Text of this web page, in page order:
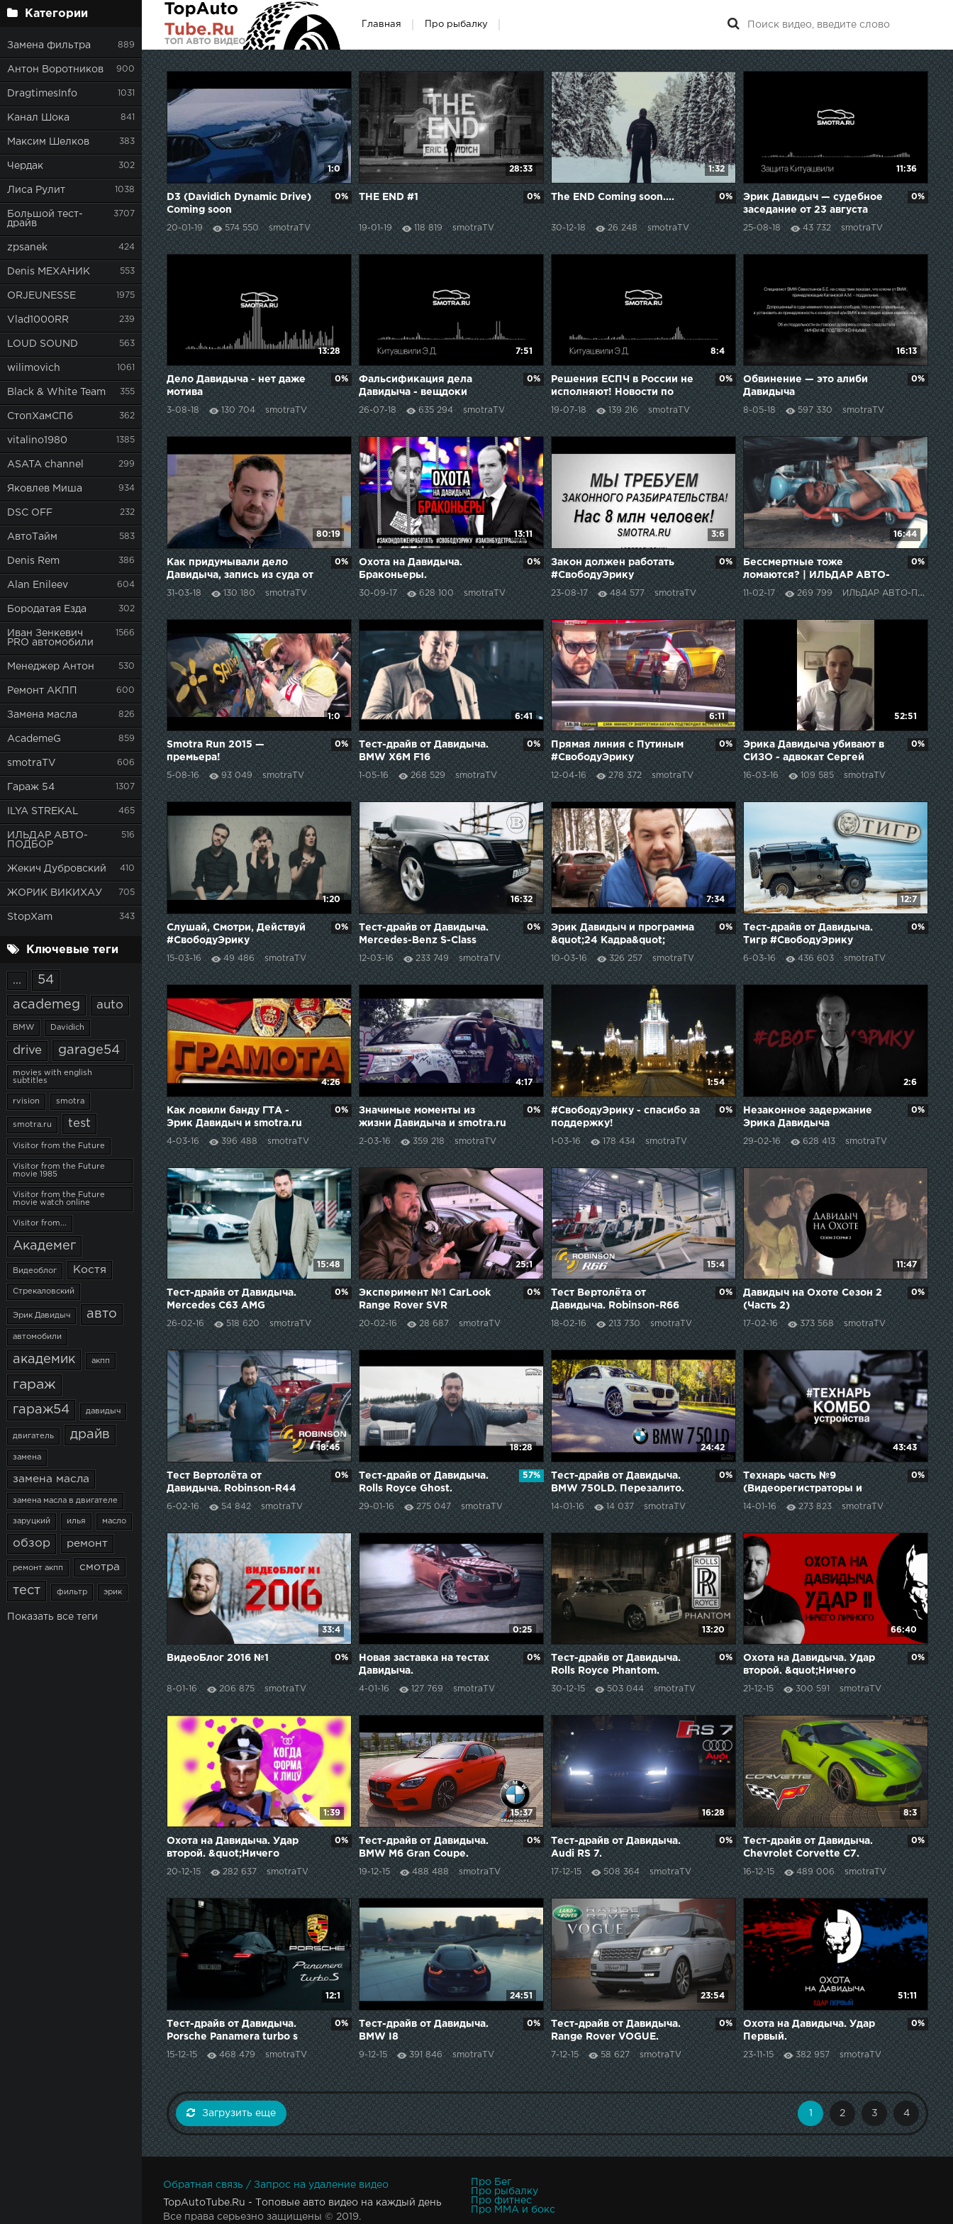
Категории
Замена фильтра 889
Антон Воротников 900
DragtimesInfo 1031
Канал Шока 841
Максим Шелков 383
Чердак 302
Лиса Рулит 1038
Большой тест-
драйв
3707
zpsanek 424
Denis МЕХАНИК 553
ORJEUNESSE 1975
Vlad1000RR 239
LOUD SOUND 563
wilimovich 1061
Black & White Team 355
СтопХамСПб 362
vitalino1980 1385
ASATA channel 299
Яковлев Миша 934
DSC OFF 232
АвтоТайм 583
Denis Rem 386
Alan Enileev 604
Бородатая Езда 302
Иван Зенкевич
PRO автомобили
1566
Менеджер Антон 530
Ремонт АКПП 600
Замена масла 826
AcademeG 859
smotraTV 606
Гараж 54 1307
ILYA STREKAL 465
ИЛЬДАР АВТО-
ПОДБОР
516
Жекич Дубровский 410
ЖОРИК ВИКИХАУ 705
StopXam 343
Ключевые теги
... 54
academeg auto
BMW Davidich
drive garage54
movies with english
subtitles
rvision smotra
smotra.ru test
Visitor from the Future
Visitor from the Future
movie 1985
Visitor from the Future
movie watch online
Visitor from...
Академег
Видеоблог Костя
Стрекаловский
Эрик Давидыч авто
автомобили
академик акпп
гараж
гараж54 давидыч
двигатель драйв
замена
замена масла
замена масла в двигателе
заруцкий илья масло
обзор ремонт
ремонт акпп смотра
тест фильтр эрик
Показать все теги
Главная Про рыбалку
1:0
D3 (Davidich Dynamic Drive)
Coming soon
20-01-19 574 550 smotraTV
0%
28:33
THE END #1
19-01-19 118 819 smotraTV
0%
1:32
The END Coming soon....
30-12-18 26 248 smotraTV
0%
11:36
Эрик Давидыч — судебное
заседание от 23 августа
2018 года
25-08-18 43 732 smotraTV
0%
13:28
Дело Давидыча - нет даже
мотива
3-08-18 130 704 smotraTV
0%
7:51
Фальсификация дела
Давидыча - вещдоки
26-07-18 635 294 smotraTV
0%
8:4
Решения ЕСПЧ в России не
исполняют! Новости по
делу Эрика Давидыча.
19-07-18 139 216 smotraTV
0%
16:13
Обвинение — это алиби
Давидыча
8-05-18 597 330 smotraTV
0%
80:19
Как придумывали дело
Давидыча, запись из суда от
29 марта 2018
31-03-18 130 180 smotraTV
0%
13:11
Охота на Давидыча.
Браконьеры.
30-09-17 628 100 smotraTV
0%
3:6
Закон должен работать
#СвободуЭрику
23-08-17 484 577 smotraTV
0%
16:44
Бессмертные тоже
ломаются? | ИЛЬДАР АВТО-
ПОДБОР
11-02-17 269 799 ИЛЬДАР АВТО-ПОДБОР
0%
1:0
Smotra Run 2015 —
премьера!
5-08-16 93 049 smotraTV
0%
6:41
Тест-драйв от Давидыча.
BMW X6M F16
#СвободуЭрику
1-05-16 268 529 smotraTV
0%
6:11
Прямая линия с Путиным
#СвободуЭрику
12-04-16 278 372 smotraTV
0%
52:51
Эрика Давидыча убивают в
СИЗО - адвокат Сергей
Жорин #СвободуЭрику
16-03-16 109 585 smotraTV
0%
1:20
Слушай, Смотри, Действуй
#СвободуЭрику
15-03-16 49 486 smotraTV
0%
16:32
Тест-драйв от Давидыча.
Mercedes-Benz S-Class
W140 - Рубль Сорок
#СвободуЭрику
12-03-16 233 749 smotraTV
0%
7:34
Эрик Давидыч и программа
&quot;24 Кадра&quot;
#СвободуЭрику
10-03-16 326 257 smotraTV
0%
12:7
Тест-драйв от Давидыча.
Тигр #СвободуЭрику
6-03-16 436 603 smotraTV
0%
4:26
Как ловили банду ГТА -
Эрик Давидыч и smotra.ru
#СвободуЭрику
4-03-16 396 488 smotraTV
0%
4:17
Значимые моменты из
жизни Давидыча и smotra.ru
#СвободуЭрику
2-03-16 359 218 smotraTV
0%
1:54
#СвободуЭрику - спасибо за
поддержку!
1-03-16 178 434 smotraTV
0%
2:6
Незаконное задержание
Эрика Давидыча
#СвободуЭрику
29-02-16 628 413 smotraTV
0%
15:48
Тест-драйв от Давидыча.
Mercedes C63 AMG
26-02-16 518 620 smotraTV
0%
25:1
Эксперимент №1 CarLook
Range Rover SVR
20-02-16 28 687 smotraTV
0%
15:4
Тест Вертолёта от
Давидыча. Robinson-R66
18-02-16 213 730 smotraTV
0%
11:47
Давидыч на Охоте Сезон 2
(Часть 2)
17-02-16 373 568 smotraTV
0%
18:45
Тест Вертолёта от
Давидыча. Robinson-R44
6-02-16 54 842 smotraTV
0%
18:28
Тест-драйв от Давидыча.
Rolls Royce Ghost.
29-01-16 275 047 smotraTV
57%
24:42
Тест-драйв от Давидыча.
BMW 750LD. Перезалито.
14-01-16 14 037 smotraTV
0%
43:43
Технарь часть №9
(Видеорегистраторы и
Радар-Детекторы)
14-01-16 273 823 smotraTV
0%
33:4
ВидеоБлог 2016 №1
8-01-16 206 875 smotraTV
0%
0:25
Новая заставка на тестах
Давидыча.
4-01-16 127 769 smotraTV
0%
13:20
Тест-драйв от Давидыча.
Rolls Royce Phantom.
30-12-15 503 044 smotraTV
0%
66:40
Охота на Давидыча. Удар
второй. &quot;Ничего
личного&quot; (Полная
версия фильма)
21-12-15 300 591 smotraTV
0%
1:39
Охота на Давидыча. Удар
второй. &quot;Ничего
личного&quot; (Тизер)
20-12-15 282 637 smotraTV
0%
15:37
Тест-драйв от Давидыча.
BMW M6 Gran Coupe.
19-12-15 488 488 smotraTV
0%
16:28
Тест-драйв от Давидыча.
Audi RS 7.
17-12-15 508 364 smotraTV
0%
8:3
Тест-драйв от Давидыча.
Chevrolet Corvette С7.
16-12-15 489 006 smotraTV
0%
12:1
Тест-драйв от Давидыча.
Porsche Panamera turbo s
15-12-15 468 479 smotraTV
0%
24:51
Тест-драйв от Давидыча.
BMW I8
9-12-15 391 846 smotraTV
0%
23:54
Тест-драйв от Давидыча.
Range Rover VOGUE.
7-12-15 58 627 smotraTV
0%
51:11
Охота на Давидыча. Удар
Первый.
23-11-15 382 957 smotraTV
0%
Загрузить еще 1 2 3 4
Обратная связь / Запрос на удаление видео
TopAutoTube.Ru - Топовые авто видео на каждый день
Все права серьезно защищены © 2019.
Про Бег
Про рыбалку
Про фитнес
Про MMA и бокс